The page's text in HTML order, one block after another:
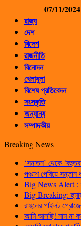
07/11/2024
রাজ্য
দেশ
বিদেশ
রাজনীতি
বিনোদন
খেলাধুলা
বিশেষ প্রতিবেদন
সংস্কৃতি
অন্যান্য
সম্পাদকীয়
Breaking News
‘সনাতন’ থেকে
পঞ্চাশ পেরিয়ে
Big News Alert :
Big Breaking:
রাহুলের পাইলট
আমি আসছি! নাম না